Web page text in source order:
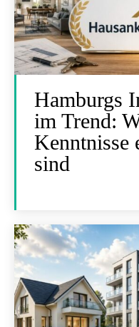
Hamburgs
im Trend:
Kenntnisse
sind